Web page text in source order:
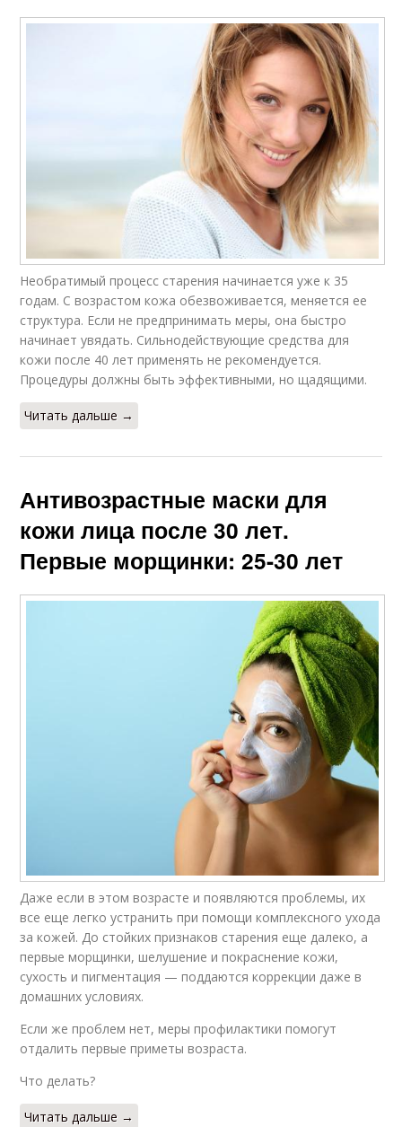
Необратимый процесс старения начинается уже к 35
годам. С возрастом кожа обезвоживается, меняется ее
структура. Если не предпринимать меры, она быстро
начинает увядать. Сильнодействующие средства для
кожи после 40 лет применять не рекомендуется.
Процедуры должны быть эффективными, но щадящими.
Читать дальше →
Антивозрастные маски для
кожи лица после 30 лет.
Первые морщинки: 25-30 лет
Даже если в этом возрасте и появляются проблемы, их
все еще легко устранить при помощи комплексного ухода
за кожей. До стойких признаков старения еще далеко, а
первые морщинки, шелушение и покраснение кожи,
сухость и пигментация — поддаются коррекции даже в
домашних условиях.
Если же проблем нет, меры профилактики помогут
отдалить первые приметы возраста.
Что делать?
Читать дальше →